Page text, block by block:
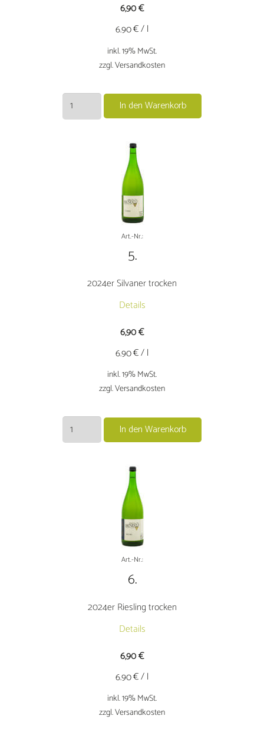
6,90€
6.90€ / l
inkl. 19% MwSt.
zzgl. Versandkosten
2024er
Kerner
In den Warenkorb
Art.-Nr.:
5.
2024er Silvaner trocken
Details
6,90€
6.90€ / l
inkl. 19% MwSt.
zzgl. Versandkosten
2024er
Silvaner
In den Warenkorb
Art.-Nr.:
6.
2024er Riesling trocken
Details
6,90€
6.90€ / l
inkl. 19% MwSt.
zzgl. Versandkosten